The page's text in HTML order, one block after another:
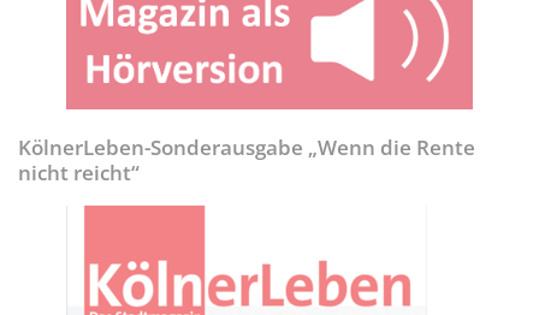
KölnerLeben-Sonderausgabe „Wenn die Rente
nicht reicht“